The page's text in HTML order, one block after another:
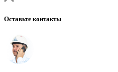
Оставьте контакты